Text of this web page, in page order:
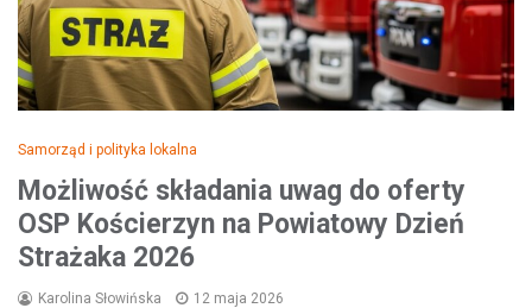
Samorząd i polityka lokalna
Możliwość składania uwag do oferty
OSP Kościerzyn na Powiatowy Dzień
Strażaka 2026
Karolina Słowińska 12 maja 2026